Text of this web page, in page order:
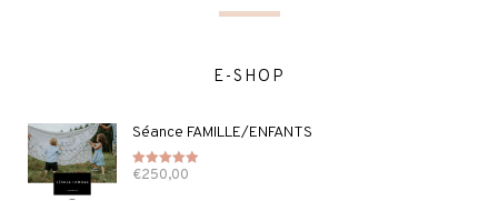
E-SHOP
Séance FAMILLE/ENFANTS
Note5.00
€250,00